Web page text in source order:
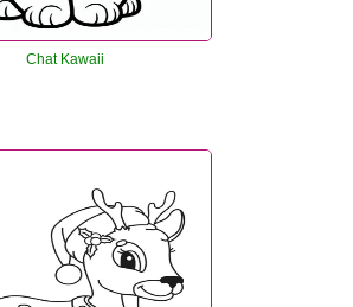
Chat Kawaii